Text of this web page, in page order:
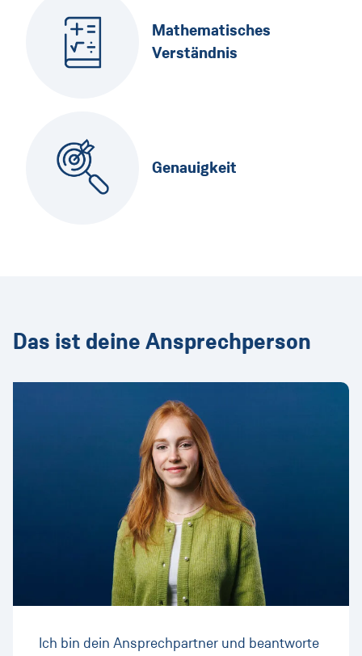
Mathematisches
Verständnis
Genauigkeit
Das ist deine Ansprechperson
Ich bin dein Ansprechpartner und beantworte